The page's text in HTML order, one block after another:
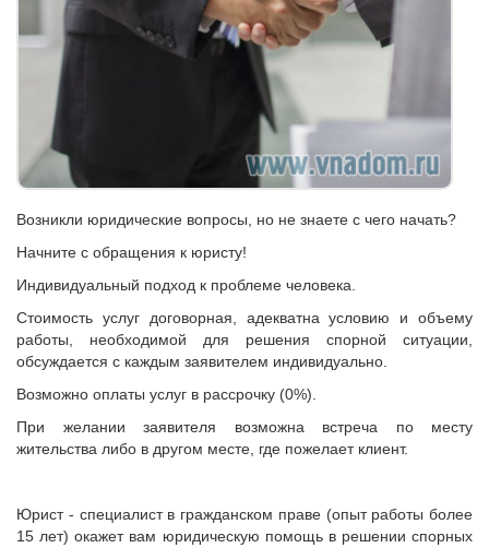
Возникли юридические вопросы, но не знаете с чего начать?
Начните с обращения к юристу!
Индивидуальный подход к проблеме человека.
Стоимость услуг договорная, адекватна условию и объему
работы, необходимой для решения спорной ситуации,
обсуждается с каждым заявителем индивидуально.
Возможно оплаты услуг в рассрочку (0%).
При желании заявителя возможна встреча по месту
жительства либо в другом месте, где пожелает клиент.
Юрист - специалист в гражданском праве (опыт работы более
15 лет) окажет вам юридическую помощь в решении спорных